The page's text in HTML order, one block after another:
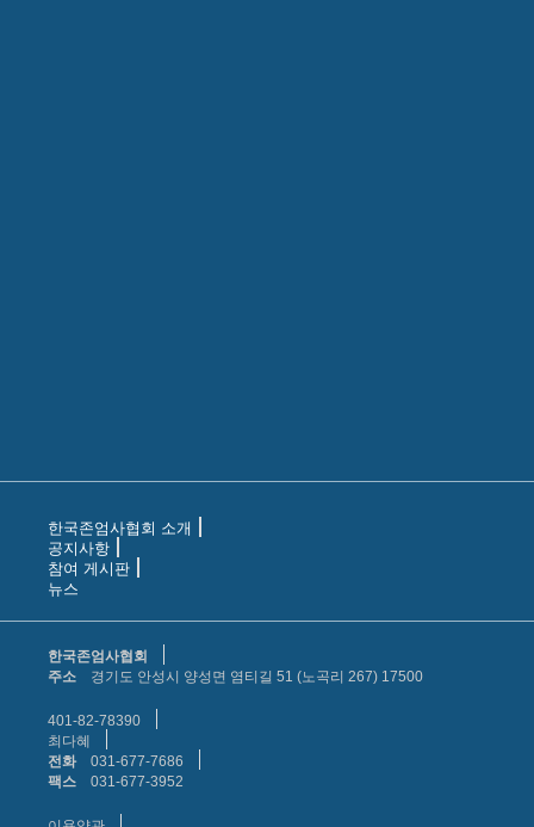
한국존엄사협회 소개
공지사항
참여 게시판
뉴스
한국존엄사협회
주소
경기도 안성시 양성면 염티길 51 (노곡리 267) 17500
401-82-78390
최다혜
전화
031-677-7686
팩스
031-677-3952